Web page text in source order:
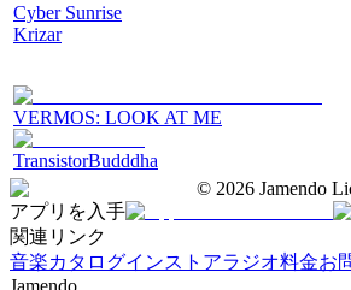
Cyber Sunrise
Krizar
VERMOS: LOOK AT ME
TransistorBudddha
© 2026 Jamendo
アプリを入手
関連リンク
音楽カタログインストアラジオ料金お
Jamendo